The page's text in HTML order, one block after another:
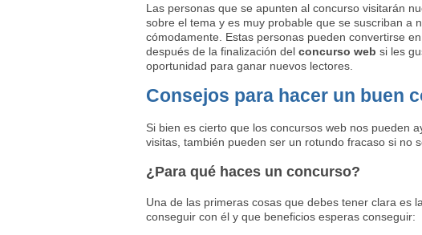
Las personas que se apunten al concurso visitarán
sobre el tema y es muy probable que se suscriban a
cómodamente. Estas personas pueden convertirse
después de la finalización del concurso web si les
oportunidad para ganar nuevos lectores.
Consejos para hacer un buen
Si bien es cierto que los concursos web nos pueden
visitas, también pueden ser un rotundo fracaso si no
¿Para qué haces un concurso?
Una de las primeras cosas que debes tener clara es
conseguir con él y que beneficios esperas conseguir: